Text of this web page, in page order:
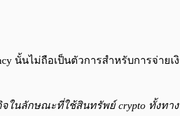
นั้นไม่ถือเป็นตัวการสำหรับการจ่า
นลักษณะที่ใช้สินทรัพย์ crypto ทั้งทา